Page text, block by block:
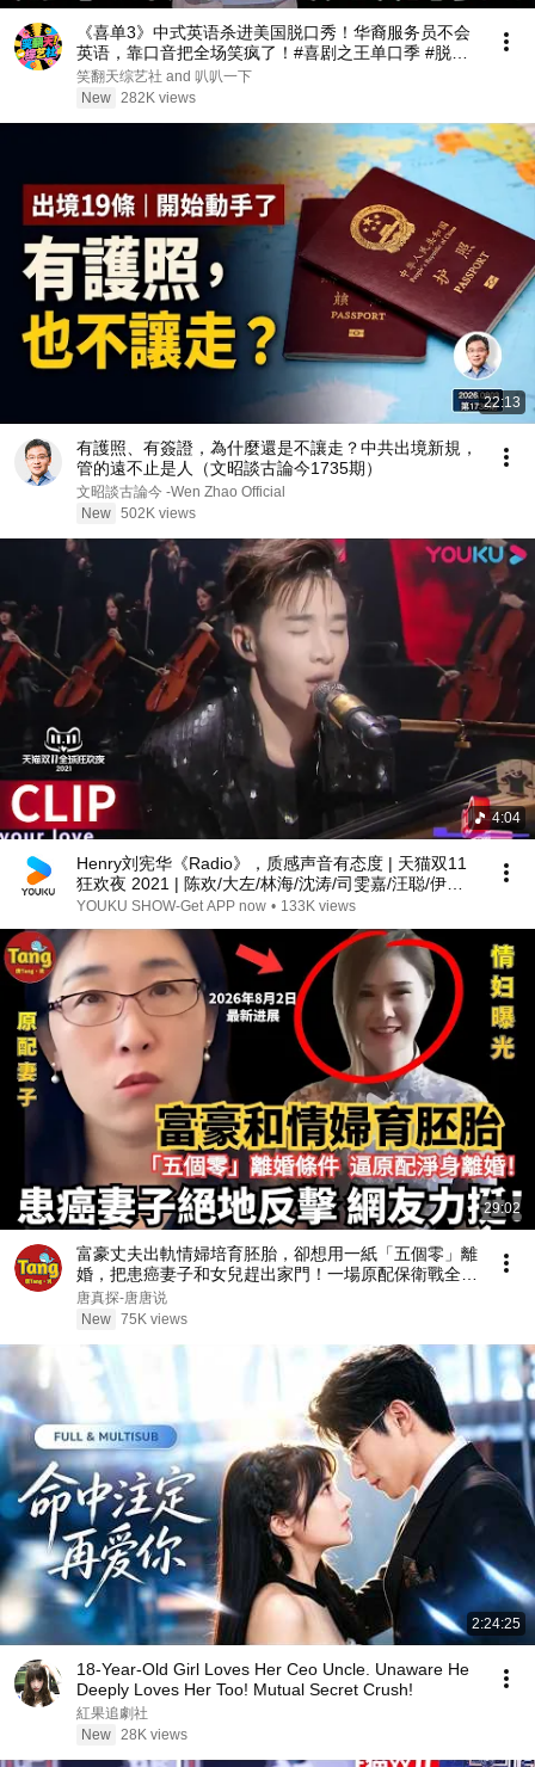
《喜单3》中式英语杀进美国脱口秀！华裔服务员不会
英语，靠口音把全场笑疯了！#喜剧之王单口季 #脱口
秀 #搞笑 #喜剧 #funny #综艺
笑翻天综艺社 and 叭叭一下
New 282K views
22:13
有護照、有簽證，為什麼還是不讓走？中共出境新規，
管的遠不止是人（文昭談古論今1735期）
文昭談古論今 -Wen Zhao Official
New 502K views
4:04
Henry刘宪华《Radio》，质感声音有态度 | 天猫双11
狂欢夜 2021 | 陈欢/大左/林海/沈涛/司雯嘉/汪聪/伊一 |
优酷综艺 YOUKU SHOW
YOUKU SHOW-Get APP now • 133K views
29:02
富豪丈夫出軌情婦培育胚胎，卻想用一紙「五個零」離
婚，把患癌妻子和女兒趕出家門！一場原配保衛戰全面
展開，引發全網熱議！#调查#事件#真相
@TangtangSay
唐真探-唐唐说
New 75K views
2:24:25
18-Year-Old Girl Loves Her Ceo Uncle. Unaware He
Deeply Loves Her Too! Mutual Secret Crush!
紅果追劇社
New 28K views